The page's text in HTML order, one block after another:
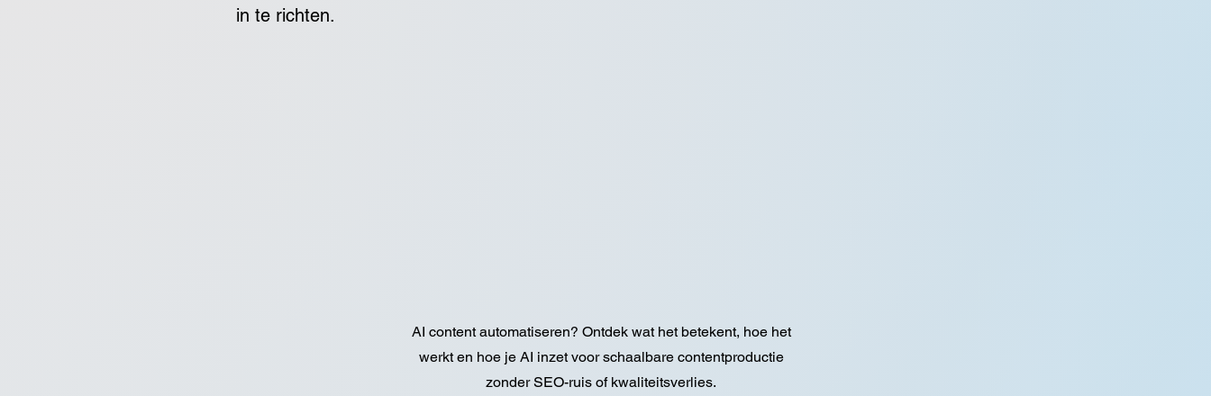
in te richten.
AI content automatiseren? Ontdek wat het betekent, hoe het
werkt en hoe je AI inzet voor schaalbare contentproductie
zonder SEO-ruis of kwaliteitsverlies.